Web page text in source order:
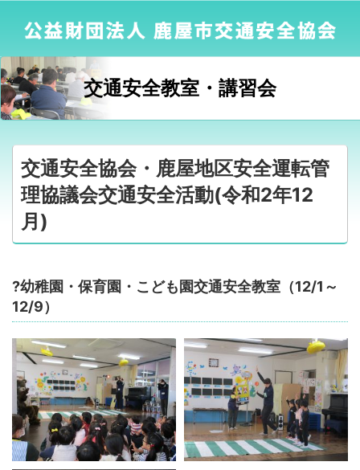
交通安全教室・講習会
交通安全協会・鹿屋地区安全運転管
理協議会交通安全活動(令和2年12
月)
?幼稚園・保育園・こども園交通安全教室（12/1～
12/9）